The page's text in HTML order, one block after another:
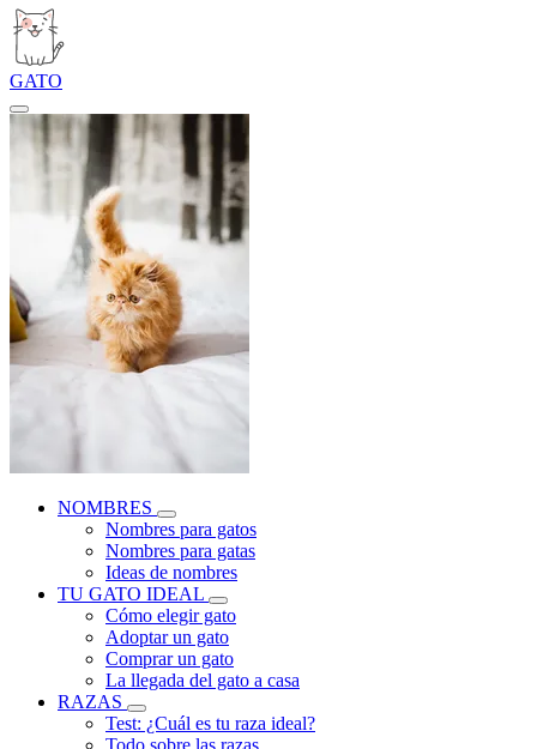
GATO
NOMBRES
Nombres para gatos
Nombres para gatas
Ideas de nombres
TU GATO IDEAL
Cómo elegir gato
Adoptar un gato
Comprar un gato
La llegada del gato a casa
RAZAS
Test: ¿Cuál es tu raza ideal?
Todo sobre las razas